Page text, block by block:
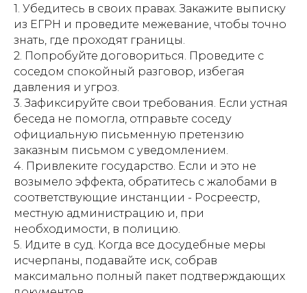
1. Убедитесь в своих правах. Закажите выписку
из ЕГРН и проведите межевание, чтобы точно
знать, где проходят границы.
2. Попробуйте договориться. Проведите с
соседом спокойный разговор, избегая
давления и угроз.
3. Зафиксируйте свои требования. Если устная
беседа не помогла, отправьте соседу
официальную письменную претензию
заказным письмом с уведомлением.
4. Привлеките государство. Если и это не
возымело эффекта, обратитесь с жалобами в
соответствующие инстанции - Росреестр,
местную администрацию и, при
необходимости, в полицию.
5. Идите в суд. Когда все досудебные меры
исчерпаны, подавайте иск, собрав
максимально полный пакет подтверждающих